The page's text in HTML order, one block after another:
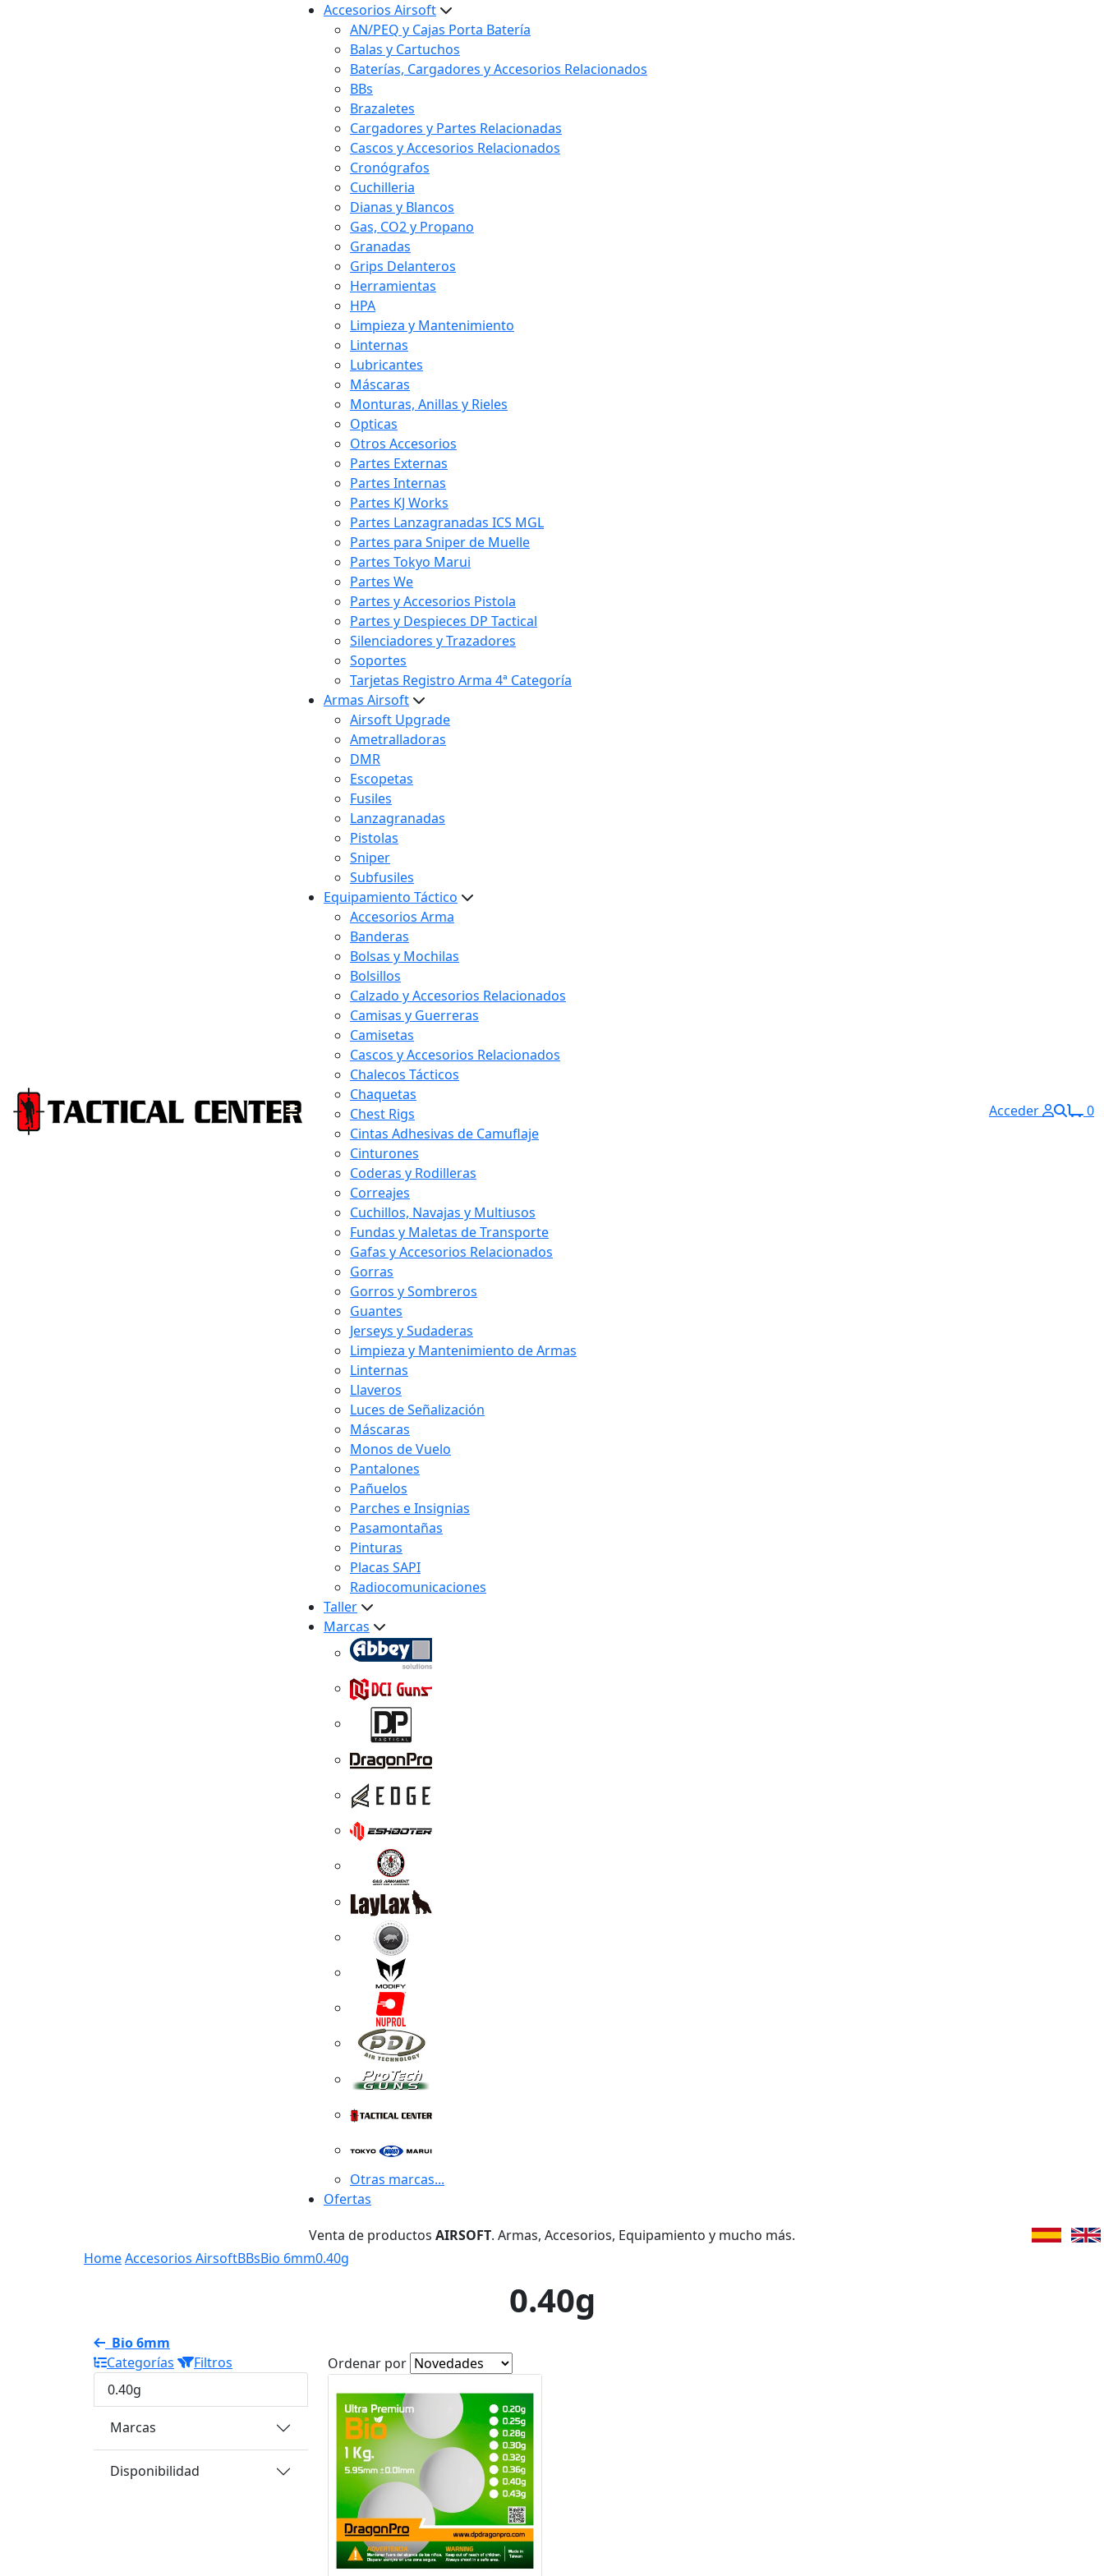
Accesorios Airsoft
AN/PEQ y Cajas Porta Batería
Balas y Cartuchos
Baterías, Cargadores y Accesorios Relacionados
BBs
Brazaletes
Cargadores y Partes Relacionadas
Cascos y Accesorios Relacionados
Cronógrafos
Cuchilleria
Dianas y Blancos
Gas, CO2 y Propano
Granadas
Grips Delanteros
Herramientas
HPA
Limpieza y Mantenimiento
Linternas
Lubricantes
Máscaras
Monturas, Anillas y Rieles
Opticas
Otros Accesorios
Partes Externas
Partes Internas
Partes KJ Works
Partes Lanzagranadas ICS MGL
Partes para Sniper de Muelle
Partes Tokyo Marui
Partes We
Partes y Accesorios Pistola
Partes y Despieces DP Tactical
Silenciadores y Trazadores
Soportes
Tarjetas Registro Arma 4ª Categoría
Armas Airsoft
Airsoft Upgrade
Ametralladoras
DMR
Escopetas
Fusiles
Lanzagranadas
Pistolas
Sniper
Subfusiles
Equipamiento Táctico
Accesorios Arma
Banderas
Bolsas y Mochilas
Bolsillos
Calzado y Accesorios Relacionados
Camisas y Guerreras
Camisetas
Cascos y Accesorios Relacionados
Chalecos Tácticos
Chaquetas
Chest Rigs
Cintas Adhesivas de Camuflaje
Cinturones
Coderas y Rodilleras
Correajes
Cuchillos, Navajas y Multiusos
Fundas y Maletas de Transporte
Gafas y Accesorios Relacionados
Gorras
Gorros y Sombreros
Guantes
Jerseys y Sudaderas
Limpieza y Mantenimiento de Armas
Linternas
Llaveros
Luces de Señalización
Máscaras
Monos de Vuelo
Pantalones
Pañuelos
Parches e Insignias
Pasamontañas
Pinturas
Placas SAPI
Radiocomunicaciones
Taller
Marcas
Otras marcas...
Ofertas
Acceder 0
Venta de productos AIRSOFT. Armas, Accesorios, Equipamiento y mucho más.
HomeAccesorios AirsoftBBsBio 6mm0.40g
0.40g
Bio 6mm
Categorías
Filtros
0.40g
Marcas
Disponibilidad
Ordenar por